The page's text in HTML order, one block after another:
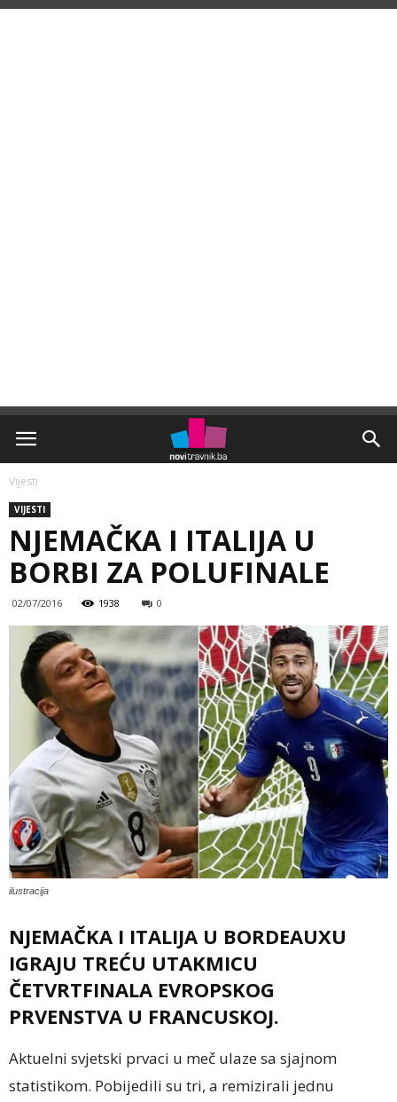
Vijesti
VIJESTI
NJEMAČKA I ITALIJA U
BORBI ZA POLUFINALE
02/07/2016 1938 0
ilustracija
NJEMAČKA I ITALIJA U BORDEAUXU
IGRAJU TREĆU UTAKMICU
ČETVRTFINALA EVROPSKOG
PRVENSTVA U FRANCUSKOJ.
Aktuelni svjetski prvaci u meč ulaze sa sjajnom
statistikom. Pobijedili su tri, a remizirali jednu